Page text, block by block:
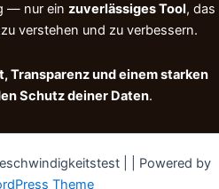
— nur ein zuverlässiges Tool, das
verstehen und zu verbessern.
Transparenz und einem starken
Schutz deiner Daten.
| | Powered by
Theme